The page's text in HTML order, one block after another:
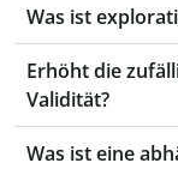
Was ist
Erhöht die
Validität?
Was ist eine